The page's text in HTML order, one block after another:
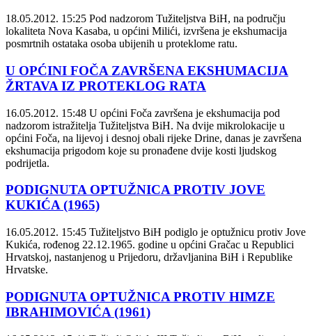
18.05.2012. 15:25 Pod nadzorom Tužiteljstva BiH, na području
lokaliteta Nova Kasaba, u općini Milići, izvršena je ekshumacija
posmrtnih ostataka osoba ubijenih u proteklome ratu.
U OPĆINI FOČA ZAVRŠENA EKSHUMACIJA
ŽRTAVA IZ PROTEKLOG RATA
16.05.2012. 15:48 U općini Foča završena je ekshumacija pod
nadzorom istražitelja Tužiteljstva BiH. Na dvije mikrolokacije u
općini Foča, na lijevoj i desnoj obali rijeke Drine, danas je završena
ekshumacija prigodom koje su pronađene dvije kosti ljudskog
podrijetla.
PODIGNUTA OPTUŽNICA PROTIV JOVE
KUKIĆA (1965)
16.05.2012. 15:45 Tužiteljstvo BiH podiglo je optužnicu protiv Jove
Kukića, rođenog 22.12.1965. godine u općini Gračac u Republici
Hrvatskoj, nastanjenog u Prijedoru, državljanina BiH i Republike
Hrvatske.
PODIGNUTA OPTUŽNICA PROTIV HIMZE
IBRAHIMOVIĆA (1961)